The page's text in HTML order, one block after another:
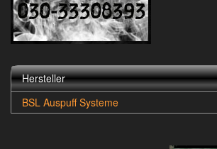
Hersteller
BSL Auspuff Systeme